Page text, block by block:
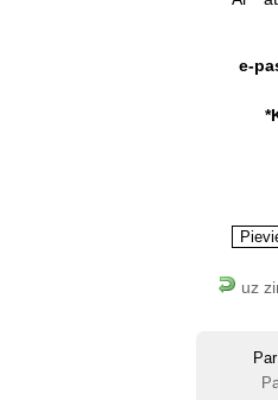
e-
uz